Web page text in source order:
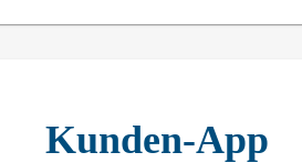
Kunden-App